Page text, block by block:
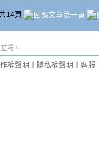
14頁
場。
權聲明 隱私權聲明 客服